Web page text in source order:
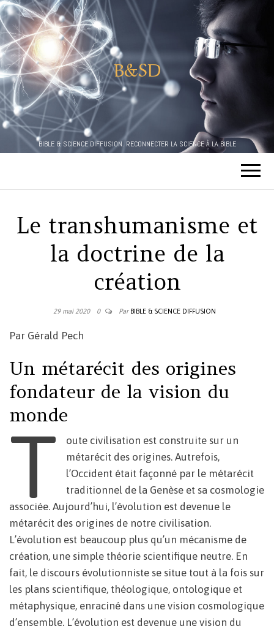
B&SD
BIBLE & SCIENCE DIFFUSION. RECONNECTER LA SCIENCE À LA BIBLE
Le transhumanisme et
la doctrine de la
création
29 mai 2020 0 Par BIBLE & SCIENCE DIFFUSION
Par Gérald Pech
Un métarécit des origines
fondateur de la vision du
monde
T
oute civilisation est construite sur un
métarécit des origines. Autrefois,
l’Occident était façonné par le métarécit
traditionnel de la Genèse et sa cosmologie
associée. Aujourd’hui, l’évolution est devenue le
métarécit des origines de notre civilisation.
L’évolution est beaucoup plus qu’un mécanisme de
création, une simple théorie scientifique neutre. En
fait, le discours évolutionniste se situe tout à la fois sur
les plans scientifique, théologique, ontologique et
métaphysique, enraciné dans une vision cosmologique
d’ensemble. L’évolution est devenue une vision du